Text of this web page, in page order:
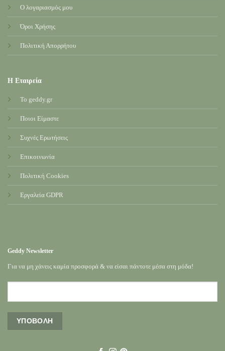
Ο λογαριασμός μου
Όροι Χρήσης
Πολιτική Απορρήτου
Η Εταιρεία
Το geddy.gr
Ποιοι Είμαστε
Συχνές Ερωτήσεις
Επικοινωνία
Πολιτική Cookies
Εργαλεία GDPR
Geddy Newsletter
Για να μη χάνεις καμία προσφορά & να είσαι πάντοτε μέσα στη μόδα!